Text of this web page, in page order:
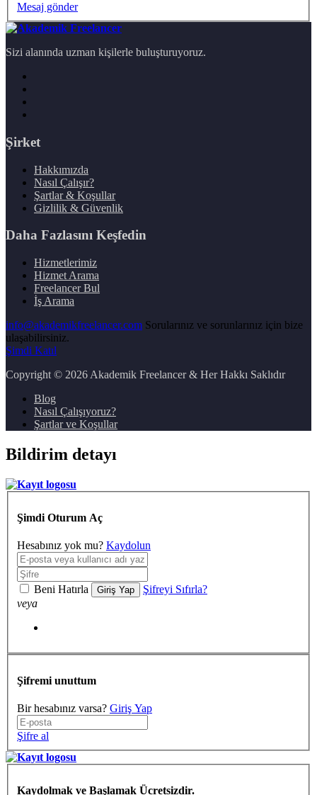
Mesaj gönder
Sizi alanında uzman kişilerle buluşturuyoruz.
Şirket
Hakkımızda
Nasıl Çalışır?
Şartlar & Koşullar
Gizlilik & Güvenlik
Daha Fazlasını Keşfedin
Hizmetlerimiz
Hizmet Arama
Freelancer Bul
İş Arama
info@akademikfreelancer.com Sorularınız ve sorunlarınız için bize
ulaşabilirsiniz.
Şimdi Katıl
Copyright © 2026 Akademik Freelancer & Her Hakkı Saklıdır
Blog
Nasıl Çalışıyoruz?
Şartlar ve Koşullar
Bildirim detayı
Şimdi Oturum Aç
Hesabınız yok mu? Kaydolun
Beni Hatırla Giriş Yap
Şifreyi Sıfırla?
veya
Şifremi unuttum
Bir hesabınız varsa? Giriş Yap
Şifre al
Kaydolmak ve Başlamak Ücretsizdir.